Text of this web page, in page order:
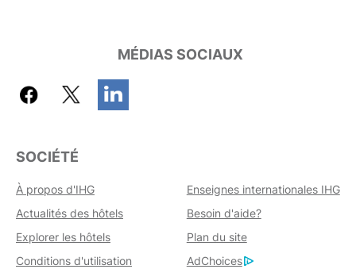
MÉDIAS SOCIAUX
SOCIÉTÉ
À propos d'IHG
Enseignes internationales IHG
Actualités des hôtels
Besoin d'aide?
Explorer les hôtels
Plan du site
Conditions d'utilisation
AdChoices